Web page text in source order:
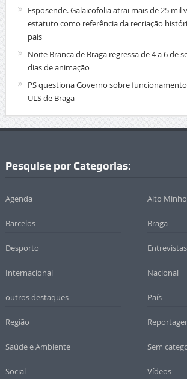
Esposende. Galaicofolia atrai mais de 25 mil
estatuto como referência da recriação
país
Noite Branca de Braga regressa de 4 a 6 de
dias de animação
PS questiona Governo sobre
ULS de Braga
Pesquise por Categorias:
Agenda Alto Minho
Barcelos Braga
Desporto Entrevistas
Internacional Nacional
outros destaques País
Região
Saúde e Ambiente Sem
Social Vídeos